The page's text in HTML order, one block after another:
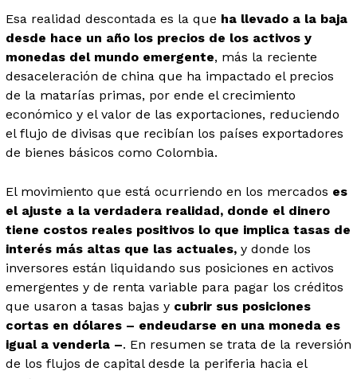
Esa realidad descontada es la que ha llevado a la baja
desde hace un año los precios de los activos y
monedas del mundo emergente, más la reciente
desaceleración de china que ha impactado el precios
de la matarías primas, por ende el crecimiento
económico y el valor de las exportaciones, reduciendo
el flujo de divisas que recibían los países exportadores
de bienes básicos como Colombia.
El movimiento que está ocurriendo en los mercados es
el ajuste a la verdadera realidad, donde el dinero
tiene costos reales positivos lo que implica tasas de
interés más altas que las actuales,y donde los
inversores están liquidando sus posiciones en activos
emergentes y de renta variable para pagar los créditos
que usaron a tasas bajas ycubrir sus posiciones
cortas en dólares – endeudarse en una moneda es
igual a venderla –. En resumen se trata de la reversión
de los flujos de capital desde la periferia hacia el